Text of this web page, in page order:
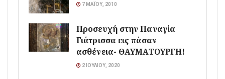
7 ΜΑΪ́ΟΥ, 2010
Προσευχή στην Παναγία
Γιάτρισσα εις πάσαν
ασθένεια- ΘΑΥΜΑΤΟΥΡΓΗ!
2 ΙΟΥΛΊΟΥ, 2020